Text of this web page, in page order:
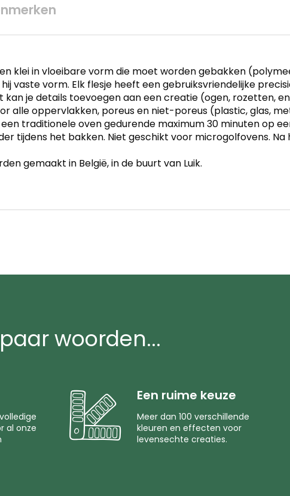
klei in vloeibare vorm die moet worden gebakken
vaste vorm. Elk flesje heeft een gebruiksvriendelijke
kan je details toevoegen aan een creatie (ogen, rozetten,
alle oppervlakken, poreus en niet-poreus (plastic, glas,
een traditionele oven gedurende maximum 30 minuten op
tijdens het bakken. Niet geschikt voor microgolfovens.
gemaakt in België, in de buurt van Luik.
woorden...
al onze
Een ruime keuze
Meer dan 100 verschillende
kleuren en effecten voor
levensechte creaties.